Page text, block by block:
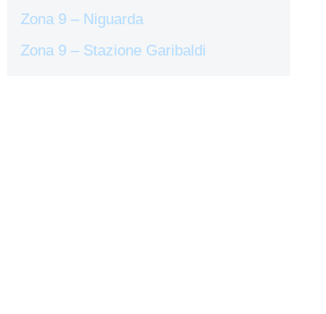
Zona 9 – Niguarda
Zona 9 – Stazione Garibaldi